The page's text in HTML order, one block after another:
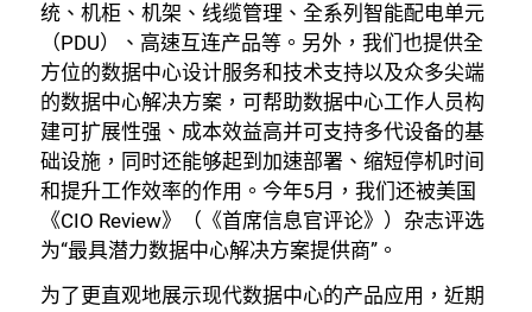
统、机柜、机架、线缆管理、全系列智能配电单元
（PDU）、高速互连产品等。另外，我们也提供全
方位的数据中心设计服务和技术支持以及众多尖端
的数据中心解决方案，可帮助数据中心工作人员构
建可扩展性强、成本效益高并可支持多代设备的基
础设施，同时还能够起到加速部署、缩短停机时间
和提升工作效率的作用。今年5月，我们还被美国
《CIO Review》（《首席信息官评论》）杂志评选
为“最具潜力数据中心解决方案提供商”。
为了更直观地展示现代数据中心的产品应用，近期